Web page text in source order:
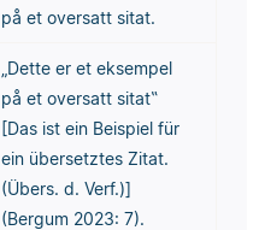
på et oversatt sitat.
„Dette er et eksempel
på et oversatt sitat‟
[Das ist ein Beispiel für
ein übersetztes Zitat.
(Übers. d. Verf.)]
(Bergum 2023: 7).